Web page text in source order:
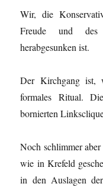
Wir, die
Freude und des
herabgesunken ist.
Der Kirchgang ist,
formales Ritual.
bornierten
Noch schlimmer
wie in Krefeld
in den Auslagen